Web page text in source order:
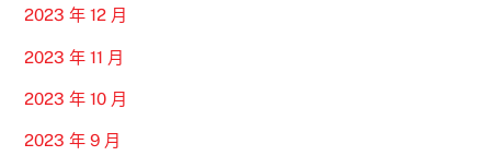
2023 年 12 月
2023 年 11 月
2023 年 10 月
2023 年 9 月